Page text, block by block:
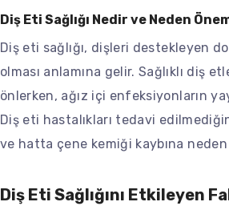
Diş Eti Sağlığı Nedir ve Neden
Diş eti sağlığı, dişleri destekleyen
olması anlamına gelir. Sağlıklı diş
önlerken, ağız içi enfeksiyonların
Diş eti hastalıkları tedavi
ve hatta çene kemiği kaybına
Diş Eti Sağlığını Etkileyen